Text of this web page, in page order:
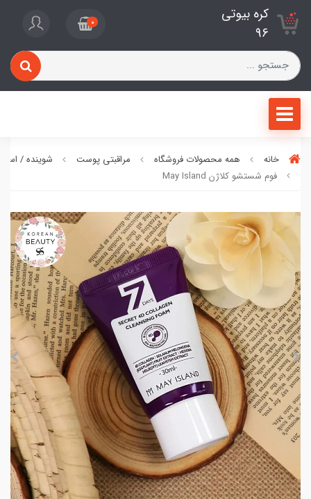
کره بیوتی
96
0
خانه همه محصولات فروشگاه مراقبتی پوست
شوینده /
فوم شستشو کلاژن May Island